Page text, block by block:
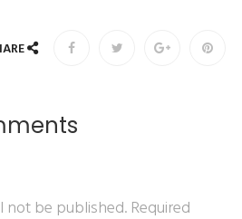
not be published. Required